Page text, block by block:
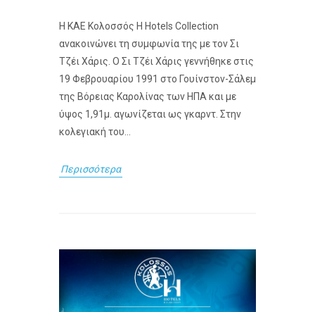
Η ΚΑΕ Κολοσσός H Hotels Collection
ανακοινώνει τη συμφωνία της με τον Σι
Τζέι Χάρις. Ο Σι Τζέι Χάρις γεννήθηκε στις
19 Φεβρουαρίου 1991 στο Γουίνστον-Σάλεμ
της Βόρειας Καρολίνας των ΗΠΑ και με
ύψος 1,91μ. αγωνίζεται ως γκαρντ. Στην
κολεγιακή του...
Περισσότερα